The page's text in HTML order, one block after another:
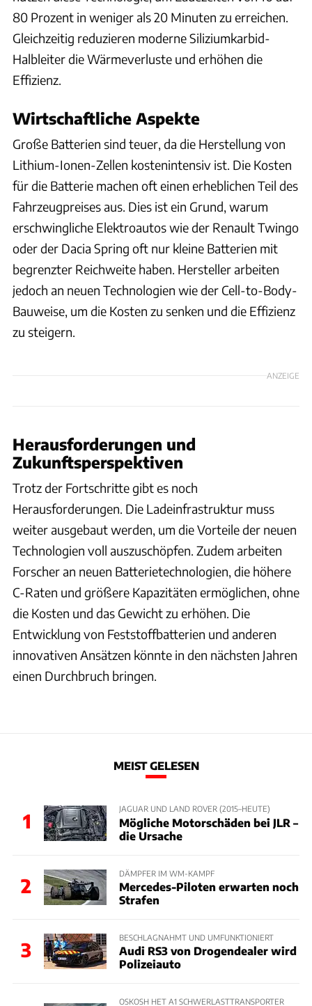
80 Prozent in weniger als 20 Minuten zu erreichen.
Gleichzeitig reduzieren moderne Siliziumkarbid-
Halbleiter die Wärmeverluste und erhöhen die
Effizienz.
Wirtschaftliche Aspekte
Große Batterien sind teuer, da die Herstellung von
Lithium-Ionen-Zellen kostenintensiv ist. Die Kosten
für die Batterie machen oft einen erheblichen Teil des
Fahrzeugpreises aus. Dies ist ein Grund, warum
erschwingliche Elektroautos wie der Renault Twingo
oder der Dacia Spring oft nur kleine Batterien mit
begrenzter Reichweite haben. Hersteller arbeiten
jedoch an neuen Technologien wie der Cell-to-Body-
Bauweise, um die Kosten zu senken und die Effizienz
zu steigern.
ANZEIGE
Herausforderungen und
Zukunftsperspektiven
Trotz der Fortschritte gibt es noch
Herausforderungen. Die Ladeinfrastruktur muss
weiter ausgebaut werden, um die Vorteile der neuen
Technologien voll auszuschöpfen. Zudem arbeiten
Forscher an neuen Batterietechnologien, die höhere
C-Raten und größere Kapazitäten ermöglichen, ohne
die Kosten und das Gewicht zu erhöhen. Die
Entwicklung von Feststoffbatterien und anderen
innovativen Ansätzen könnte in den nächsten Jahren
einen Durchbruch bringen.
MEIST GELESEN
1
JAGUAR UND LAND ROVER (2015–HEUTE)
Mögliche Motorschäden bei JLR –
die Ursache
2
DÄMPFER IM WM-KAMPF
Mercedes-Piloten erwarten noch
Strafen
3
BESCHLAGNAHMT UND UMFUNKTIONIERT
Audi RS3 von Drogendealer wird
Polizeiauto
OSKOSH HET A1 SCHWERLASTTRANSPORTER